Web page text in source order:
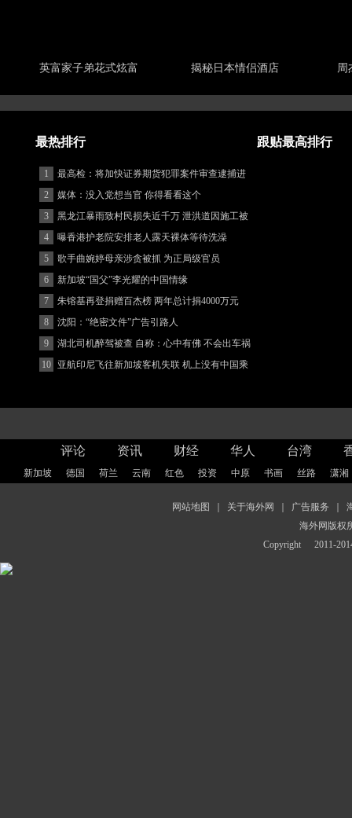
英富家子弟花式炫富 揭秘日本情侣酒店 周
最热排行 跟贴最高排行
1
最高检：将加快证券期货犯罪案件审查逮捕进
度
2
媒体：没入党想当官 你得看看这个
3
黑龙江暴雨致村民损失近千万 泄洪道因施工被
堵
4
曝香港护老院安排老人露天裸体等待洗澡
5
歌手曲婉婷母亲涉贪被抓 为正局级官员
6
新加坡“国父”李光耀的中国情缘
7
朱镕基再登捐赠百杰榜 两年总计捐4000万元
8
沈阳：“绝密文件”广告引路人
9
湖北司机醉驾被查 自称：心中有佛 不会出车祸
(图)
10
亚航印尼飞往新加坡客机失联 机上没有中国乘
评论 资讯 财经 华人 台湾
新加坡 德国 荷兰 云南 红色 投资 中原 书画 丝路 潇湘
网站地图 关于海外网 广告服务
海外网版权
Copyright
2011-